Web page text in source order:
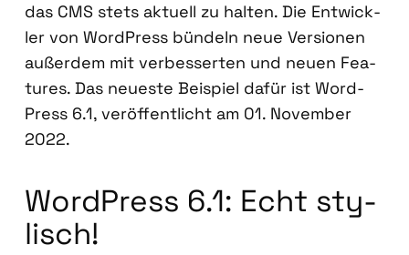
das CMS stets aktu­ell zu hal­ten. Die Ent­wick­
ler von Word­Press bün­deln neue Ver­sio­nen
außer­dem mit ver­bes­ser­ten und neu­en Fea­
tures. Das neu­es­te Bei­spiel dafür ist Word­
Press 6.1, ver­öf­fent­licht am 01. Novem­ber
2022.
Word­Press 6.1: Echt sty­
lisch!